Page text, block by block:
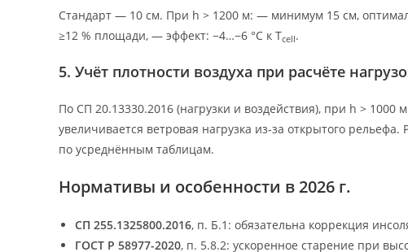
Стандарт — 10 см. При h > 1200 м: — минимум 15 см,
≥12 % площади, — эффект: −4…−6 °C к Tcell.
5. Учёт плотности воздуха при расчёте
По СП 20.13330.2016 (нагрузки и воздействия), при h > 1000
увеличивается ветровая нагрузка из-за открытого
по усреднённым таблицам.
Нормативы и особенности в 2026 г.
СП 255.1325800.2016, п. Б.1: обязательна коррекция
ГОСТ Р 58977-2020, п. 5.8.2: ускоренное старение при